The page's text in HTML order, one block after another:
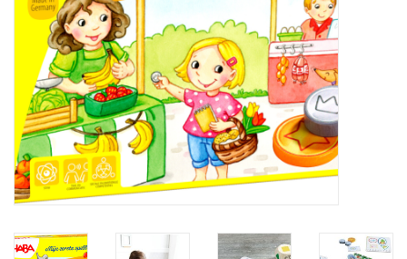
knuffels
boeken
SALE
Blogs
Merken